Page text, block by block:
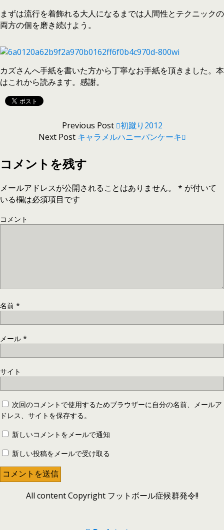
まずは流行を着飾れる大人になるまでは人間性とテクニックの
両方の個を磨き続けよう。
カズさんへ手紙を書いた方から丁寧なお手紙を頂きました。本
はこれから読みます。感謝。
Previous Post 初蹴り2012
Next Post キャラメルハニーパンケーキ
コメントを残す
メールアドレスが公開されることはありません。 * が付いて
いる欄は必須項目です
コメント
名前 *
メール *
サイト
次回のコメントで使用するためブラウザーに自分の名前、メールア
ドレス、サイトを保存する。
新しいコメントをメールで通知
新しい投稿をメールで受け取る
All content Copyright フットボール症候群発令!!